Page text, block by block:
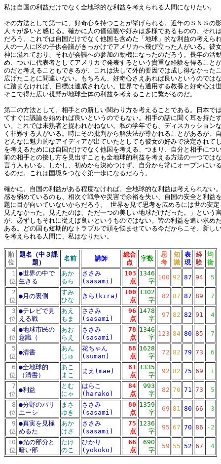
私は自国の利益だけでなく全地球的な利益を考えられる人間になりたい。
その方法として第一に、好奇心を持つことが挙げられる。近年のＳＮＳの
人々が多いと感じる。確かに人の価値観や好みは多様であるものの、それ
だろう。これでは自国だけでなく他国も含めた「地球」的な利益の考えら
人の一人に区の子供会議がきっかけでアメリカへ飛び立った人がいる。彼
神に溢れており、それが会議への参加の動機になったのだろう。長年の活
め、ついに代表者としてアメリカで発表するという貴重な経験を得ること
のだと考えることもできるが、これは決して外的要因では成し得なかった
広げたことに間違いない。もちろん、好奇心さえあれば良いというのでは
に踏まなければ、目標は達成されない。世界でも通用する教養と好奇心は
そこで得た広い視野が地球全体の利益を考えることに繋がるのだ。
第二の方法として、相手との新しい関わり方を考えることである。日本で
てすぐに議論を始めれば良いというのでもない。相手の話に聞く耳を持た
い。これでは未熟者と捉われかねない。私の学年でも、ディスカッション
く非難する人がいる。時にその批判から解決法が導かれることがあるが、
どんなに魅力的なアイディアが出ていたとしても彼女の好みで決定されて
を考えるためには自国だけでなく他国を考える、つまり、自分と相手につ
前の相手との接し方を見出すことも全地球的利益を考える方法の一つでは
言う人もいる。しかし、初めから決めつけず、自分から常にオープンにい
るのだ。これは国境をつなぐ第一歩になるだろう。
確かに、自国の利益がある程度なければ、全地球的な利益は考えられない
感を弱めているのも、相次ぐ戦争や災害で余裕を失い、自国の安全と利益
題に目が向いていないからだろう。 世界を見て思考を広めるには世の安
見えなかった。見えたのは、ただ一つの美しい地球だけだった。」という
が、必ずしもそれに従えば良いというものではない。皆の利益を追い求め
ある。どの国も短期的なトラブルで頭を悩ませている今だからこそ、新し
を考えられる人間に、私はなりたい。
順
位
題名（中３課
題）
名前 講師
総合
点
字数
思
考
知
識
表
現
経
験
均
衡
1
位
●世界の中で
生きる
あか
るら
ささみ
(sasami)
103
点
1346
字
100 92 87 94
5
2
位
●月の裏側
すみ
ひな
きら(kira)
100
点
1302
字
82 87 87 89
7
3
位
●テレビで見
える戦
あえ
もま
ささみ
(sasami)
96
点
1478
字
97 82 82 91
4
4
位
●地球市民の
意識（
あお
らえ
ささみ
(sasami)
78
点
1346
字
123 84 80 85
-7
5
位
●清書
あん
じゅ
花ちゃん
(suman)
88
点
1628
字
72 82 79 73
6
6
位
●全地球的
（清書）
あこ
まこ
まえ(mae)
81
点
1335
字
92 82 75 69
1
7
位
●利益
とむ
にゃ
はらこ
(harako)
84
点
993
字
82 70 71 73
5
8
位
●分野のバリ
エーシ
まさ
ゆき
ささみ
(sasami)
80
点
1359
字
69 81 80 66
3
9
位
●真実を見極
めるた
あか
けさ
ささみ
(sasami)
75
点
1236
字
95 67 70 86
-2
10
位
●光の部分と
暗い部
たけ
のこ
ひかり
(yokoko)
66
点
690
字
59 55 52 67
4